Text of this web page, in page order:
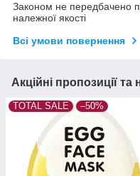
Законом не передбачено
належної якості
Всі умови повернення
Акційні пропозиції та
TOTAL SALE –50%